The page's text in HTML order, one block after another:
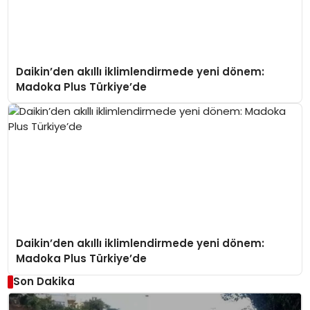
Daikin’den akıllı iklimlendirmede yeni dönem:
Madoka Plus Türkiye’de
Daikin’den akıllı iklimlendirmede yeni dönem:
Madoka Plus Türkiye’de
Son Dakika